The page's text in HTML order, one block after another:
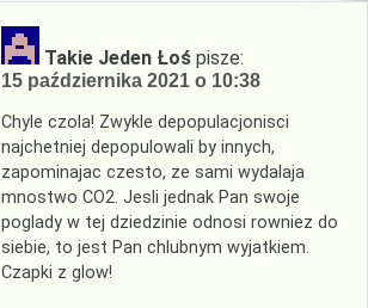
Takie Jeden Łoś pisze:
15 października 2021 o 10:38
Chyle czola! Zwykle depopulacjonisci
najchetniej depopulowali by innych,
zapominajac czesto, ze sami wydalaja
mnostwo CO2. Jesli jednak Pan swoje
poglady w tej dziedzinie odnosi rowniez do
siebie, to jest Pan chlubnym wyjatkiem.
Czapki z glow!